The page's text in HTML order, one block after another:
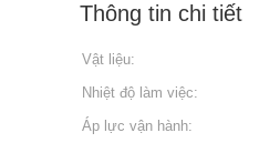
Thông tin chi tiết
Vật liệu:
Nhiệt độ làm việc:
Áp lực vận hành: